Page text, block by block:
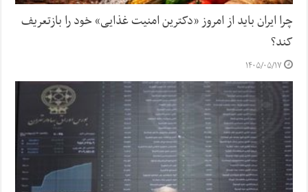
چرا ایران باید از امروز «دکترین امنیت غذایی» خود را بازتعریف
کند؟
۱۴۰۵/۰۵/۱۷